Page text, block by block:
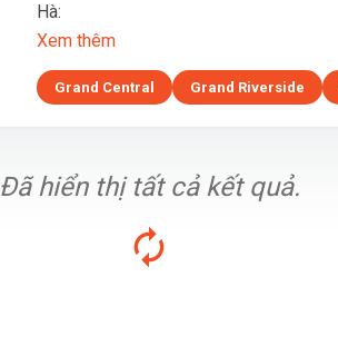
Hà:
Xem thêm
Grand Central Grand Riverside
Đã hiển thị tất cả kết quả.